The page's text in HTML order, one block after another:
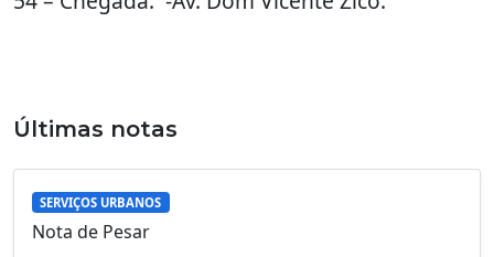
Últimas notas
SERVIÇOS URBANOS
Nota de Pesar